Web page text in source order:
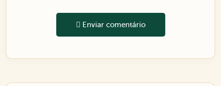
Enviar comentário